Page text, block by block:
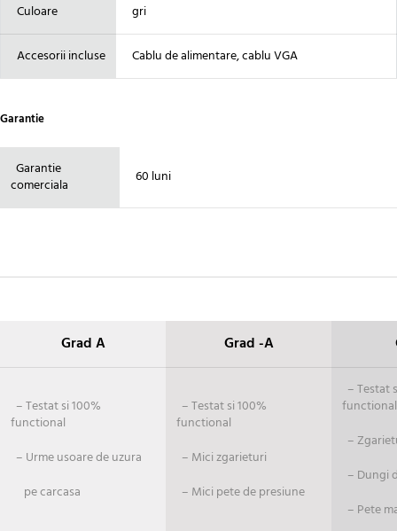
Culoare gri
Accesorii incluse Cablu de alimentare, cablu VGA
Garantie
Garantie
comerciala
60 luni
Grad A Grad -A
– Testat si 100%
functional
– Urme usoare de uzura
pe carcasa
– Testat si 100%
functional
– Mici zgarieturi
– Mici pete de presiune
– Testat
functional
–
– Dungi
– Pete